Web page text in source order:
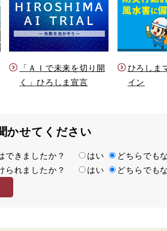
「ＡＩで未来を切り開
く」ひろしま宣言
ひろしま
イン
かせてください
できましたか？ はい どちらでも
られましたか？ はい どちらでも